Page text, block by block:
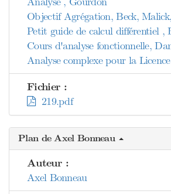
Objectif Agrégation, Beck,
Petit guide de calcul différentiel ,
Cours d'analyse fonctionnelle,
Analyse complexe pour la
Fichier :
219.pdf
Plan de Axel Bonneau
Auteur :
Axel Bonneau